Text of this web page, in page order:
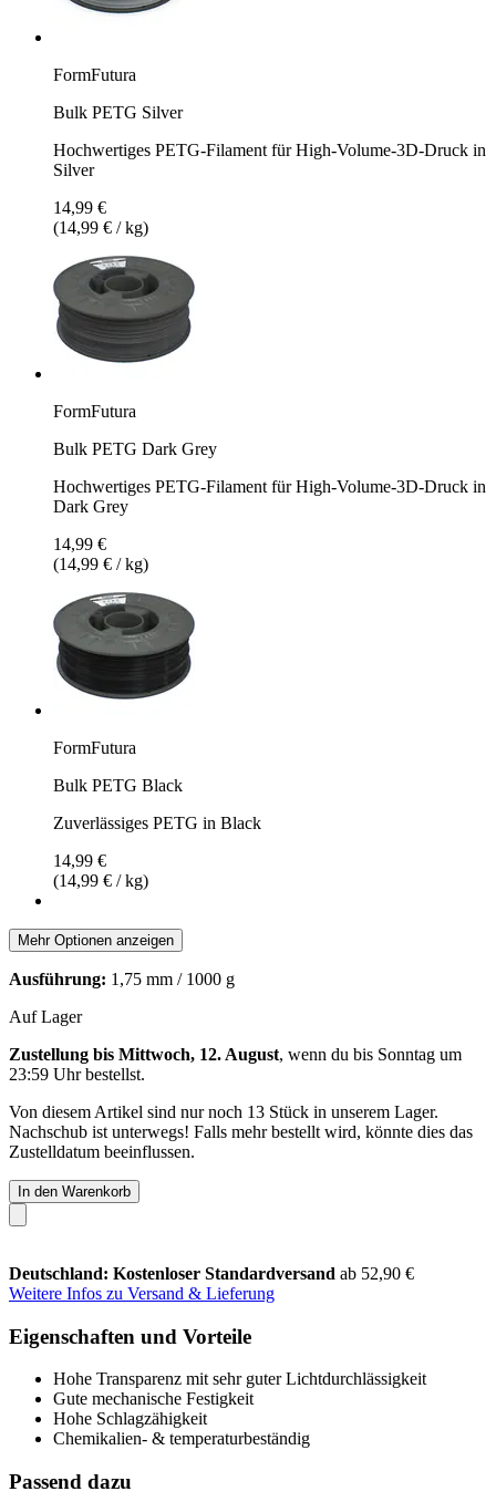
FormFutura
Bulk PETG Silver
Hochwertiges PETG-Filament für High-Volume-3D-Druck in
Silver
14,99 €
(14,99 € / kg)
FormFutura
Bulk PETG Dark Grey
Hochwertiges PETG-Filament für High-Volume-3D-Druck in
Dark Grey
14,99 €
(14,99 € / kg)
FormFutura
Bulk PETG Black
Zuverlässiges PETG in Black
14,99 €
(14,99 € / kg)
Mehr Optionen anzeigen
Ausführung: 1,75 mm / 1000 g
Auf Lager
Zustellung bis Mittwoch, 12. August, wenn du bis Sonntag um
23:59 Uhrbestellst.
Von diesem Artikel sind nur noch 13 Stück in unserem Lager.
Nachschub ist unterwegs! Falls mehr bestellt wird, könnte dies das
Zustelldatum beeinflussen.
In den Warenkorb
Deutschland: Kostenloser Standardversand ab 52,90 €
Weitere Infos zu Versand & Lieferung
Eigenschaften und Vorteile
Hohe Transparenz mit sehr guter Lichtdurchlässigkeit
Gute mechanische Festigkeit
Hohe Schlagzähigkeit
Chemikalien- & temperaturbeständig
Passend dazu